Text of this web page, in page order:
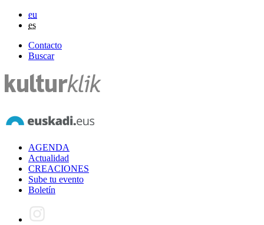
eu
es
Contacto
Buscar
AGENDA
Actualidad
CREACIONES
Sube tu evento
Boletín